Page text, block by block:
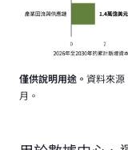
僅供說明用途。 資料來源
月。